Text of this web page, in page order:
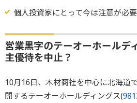
個人投資家にとって今は注意が必
営業黒字のテーオーホールデ
主優待を中止？
10月16日、木材商社を中心に北海道
開するテーオーホールディングス(